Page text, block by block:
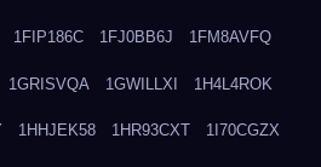
1FIP186C 1FJ0BB6J 1FM8AVFQ
1GRISVQA 1GWILLXI 1H4L4ROK
1HHJEK58 1HR93CXT 1I70CGZX